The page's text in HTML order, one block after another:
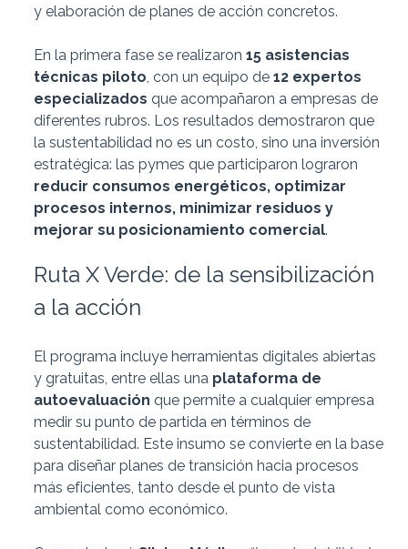
y elaboración de planes de acción concretos.
En la primera fase se realizaron 15 asistencias
técnicas piloto, con un equipo de 12 expertos
especializados que acompañaron a empresas de
diferentes rubros. Los resultados demostraron que
la sustentabilidad no es un costo, sino una inversión
estratégica: las pymes que participaron lograron
reducir consumos energéticos, optimizar
procesos internos, minimizar residuos y
mejorar su posicionamiento comercial.
Ruta X Verde: de la sensibilización
a la acción
El programa incluye herramientas digitales abiertas
y gratuitas, entre ellas una plataforma de
autoevaluación que permite a cualquier empresa
medir su punto de partida en términos de
sustentabilidad. Este insumo se convierte en la base
para diseñar planes de transición hacia procesos
más eficientes, tanto desde el punto de vista
ambiental como económico.